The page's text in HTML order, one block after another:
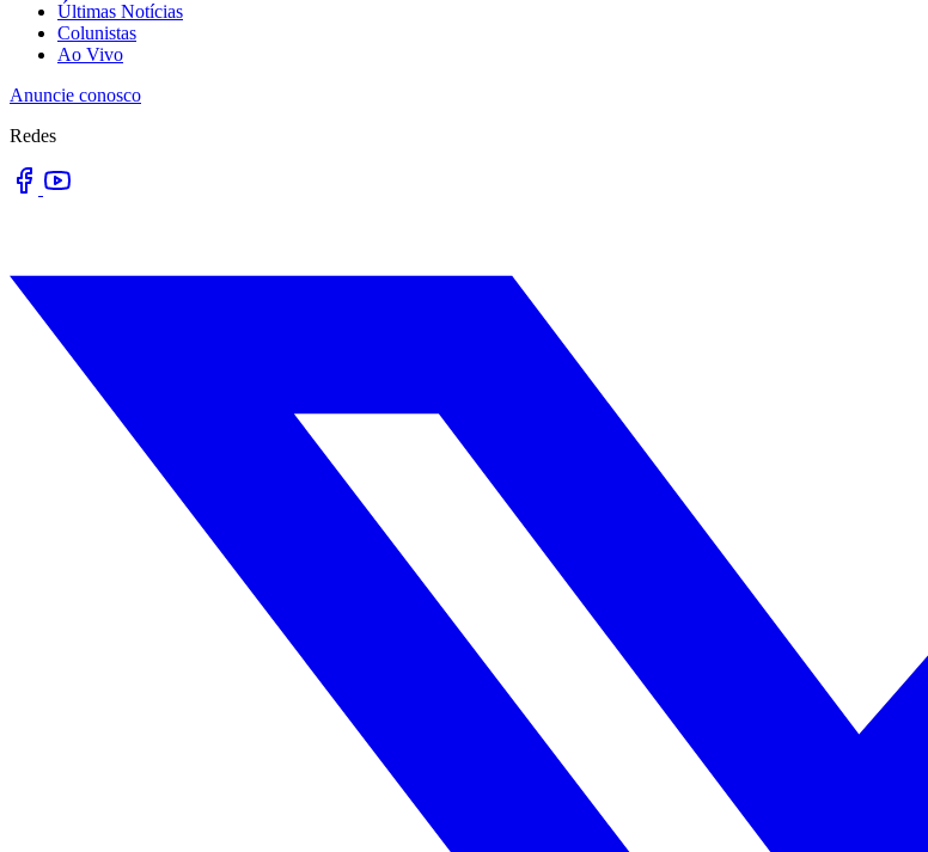
Últimas Notícias
Colunistas
Ao Vivo
Anuncie conosco
Redes